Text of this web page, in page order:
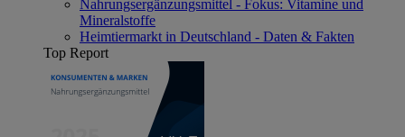
Nahrungsergänzungsmittel - Fokus: Vitamine und
Mineralstoffe
Heimtiermarkt in Deutschland - Daten & Fakten
Top Report